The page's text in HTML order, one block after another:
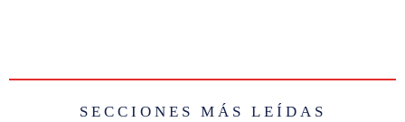
SECCIONES MÁS LEÍDAS